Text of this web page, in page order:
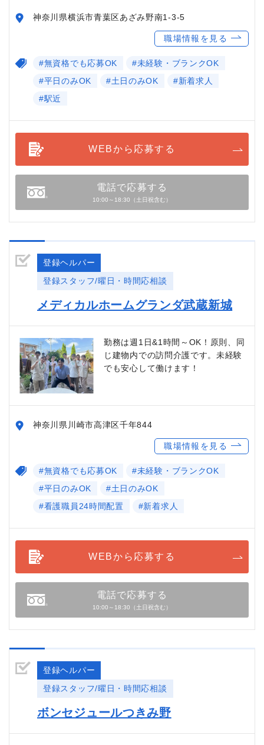
神奈川県横浜市青葉区あざみ野南1-3-5
職場情報を見る
#無資格でも応募OK
#未経験・ブランクOK
#平日のみOK
#土日のみOK
#新着求人
#駅近
WEBから応募する
電話で応募する
10:00～18:30（土日祝含む）
登録ヘルパー
登録スタッフ/曜日・時間応相談
メディカルホームグランダ武蔵新城
勤務は週1日&1時間～OK！原則、同
じ建物内での訪問介護です。未経験
でも安心して働けます！
神奈川県川崎市高津区千年844
職場情報を見る
#無資格でも応募OK
#未経験・ブランクOK
#平日のみOK
#土日のみOK
#看護職員24時間配置
#新着求人
WEBから応募する
電話で応募する
10:00～18:30（土日祝含む）
登録ヘルパー
登録スタッフ/曜日・時間応相談
ボンセジュールつきみ野